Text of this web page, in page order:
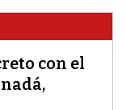
con el